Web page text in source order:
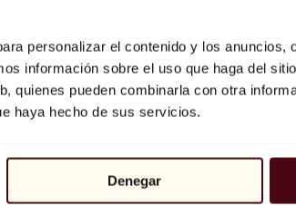
personalizar el contenido y los anuncios,
información sobre el uso que haga del
quienes pueden combinarla con otra
haya hecho de sus servicios.
Denegar